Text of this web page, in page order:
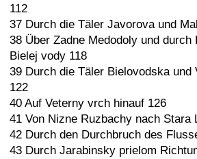
112
37 Durch die Täler Javorova und
38 Über Zadne Medodoly und durch
Bielej vody 118
39 Durch die Täler Bielovodska und
122
40 Auf Veterny vrch hinauf 126
41 Von Nizne Ruzbachy nach Stara
42 Durch den Durchbruch des
43 Durch Jarabinsky prielom